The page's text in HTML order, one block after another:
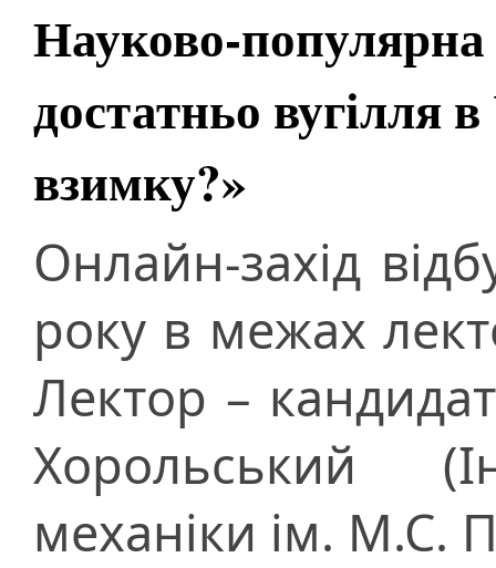
Науково-популярна
достатньо вугілля
взимку?»
Онлайн-захід
року в межах
Лектор –
Хорольський
механіки ім. М.С.